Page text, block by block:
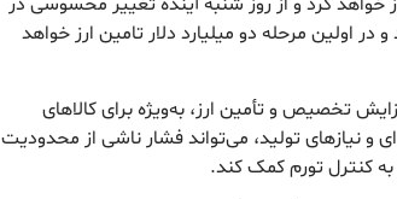
اولین مرحله دو میلیارد دلار تامین ارز خواهد
تخصیص و تأمین ارز، به‌ویژه برای کالاهای
و نیازهای تولید، می‌تواند فشار ناشی از محدودیت
کنترل تورم کمک کند.